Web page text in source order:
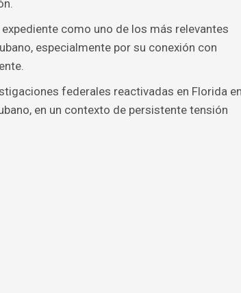
como uno de los más relevantes
especialmente por su conexión con
federales reactivadas en Florida
en un contexto de persistente tensión